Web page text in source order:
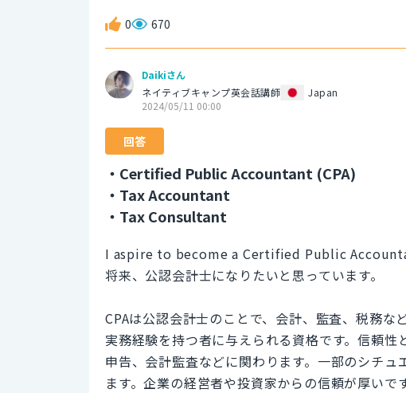
0 670
Daikiさん
ネイティブキャンプ英会話講師
Japan
2024/05/11 00:00
回答
・Certified Public Accountant (CPA)
・Tax Accountant
・Tax Consultant
I aspire to become a Certified Public
将来、公認会計士になりたいと思っています。
CPAは公認会計士のことで、会計、監査、税務
実務経験を持つ者に与えられる資格です。信頼
申告、会計監査などに関わります。一部のシチ
ます。企業の経営者や投資家からの信頼が厚いです